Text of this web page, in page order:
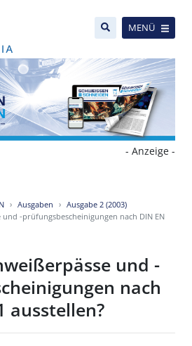
MENÜ
- Anzeige -
Ausgaben
Ausgabe 2 (2003)
-prüfungsbescheinigungen nach DIN EN
und -
nach
ausstellen?